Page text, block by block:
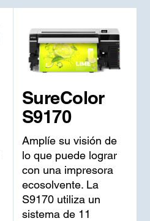
SureColor
S9170
Amplíe su visión de
lo que puede lograr
con una impresora
ecosolvente. La
S9170 utiliza un
sistema de 11